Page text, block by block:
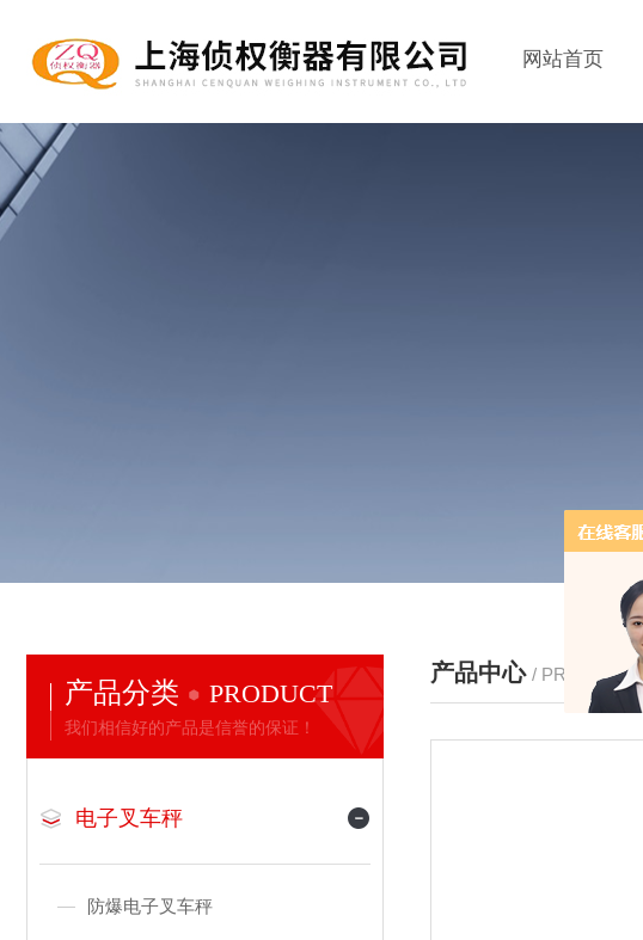
网站首页
产品分类 PRODUCT
我们相信好的产品是信誉的保证！
电子叉车秤
防爆电子叉车秤
产品中心 / PRODUCTS